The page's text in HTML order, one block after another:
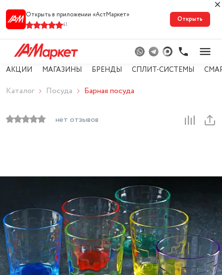
Открыть в приложении «АстМарке‪т‬»
41
Открыть
АКЦИИ МАГАЗИНЫ БРЕНДЫ СПЛИТ-СИСТЕМЫ
Каталог Посуда Барная посуда
нет отзывов